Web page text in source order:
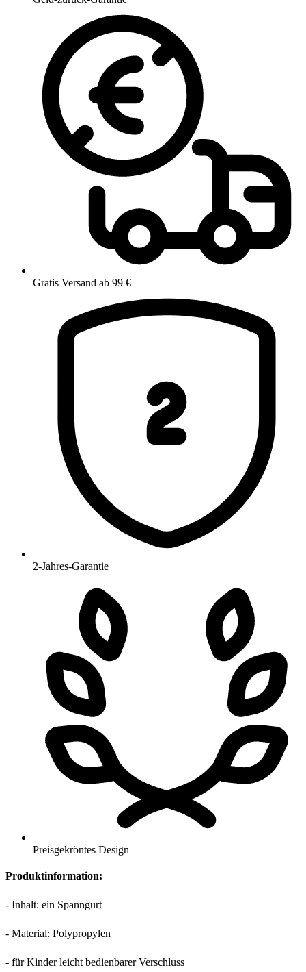
Gratis Versand ab 99 €
2-Jahres-Garantie
Preisgekröntes Design
Produktinformation:
- Inhalt: ein Spanngurt
- Material: Polypropylen
- für Kinder leicht bedienbarer Verschluss